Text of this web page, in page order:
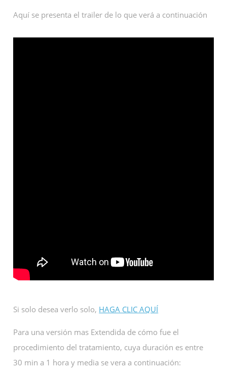
Aquí se presenta el trailer de lo que verá a continuación
Si solo desea verlo solo, HAGA CLIC AQUÍ
Para una versión mas Extendida de cómo fue el
procedimiento del tratamiento, cuya duración es entre
30 min a 1 hora y media se vera a continuación: